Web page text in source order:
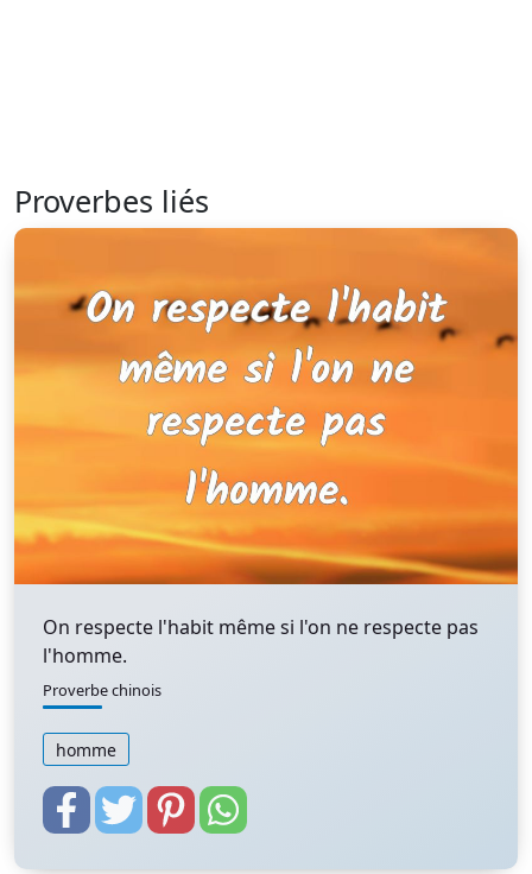
Proverbes liés
On respecte l'habit même si l'on ne respecte pas
l'homme.
Proverbe chinois
homme